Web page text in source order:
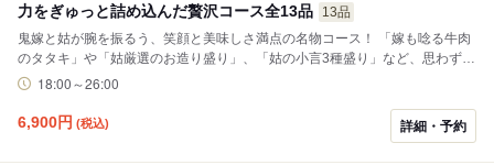
力をぎゅっと詰め込んだ贅沢コース全13品
13品
鬼嫁と姑が腕を振るう、笑顔と美味しさ満点の名物コース！ 「嫁も唸る牛肉
のタタキ」や「姑厳選のお造り盛り」、「姑の小言3種盛り」など、思わず笑
ってしまう遊び心あふれるメニュー名と、本格和食の味わいを一度に楽しめ
の、オニヨメ酒場らしい人気コースです。
18:00～26:00
6,900円 (税込) 詳細・予約